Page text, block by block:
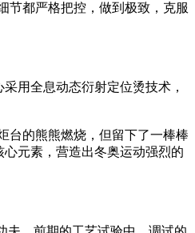
都严格把控，做到极致，克服
用全息动态衍射定位烫技术，
的熊熊燃烧，但留下了一棒棒
元素，营造出冬奥运动强烈的